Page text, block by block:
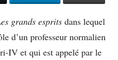
grands esprits dans lequel
d’un professeur normalien
IV et qui est appelé par le